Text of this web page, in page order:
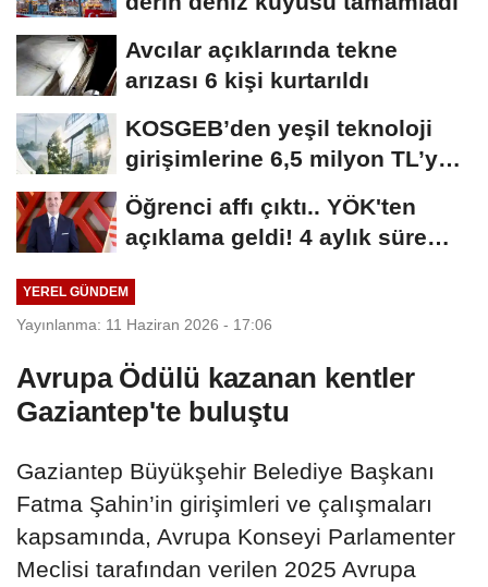
Avcılar açıklarında tekne
arızası 6 kişi kurtarıldı
KOSGEB’den yeşil teknoloji
girişimlerine 6,5 milyon TL’ye
kadar...
Öğrenci affı çıktı.. YÖK'ten
açıklama geldi! 4 aylık süre
YEREL GÜNDEM
Yayınlanma: 11 Haziran 2026 - 17:06
Avrupa Ödülü kazanan kentler
Gaziantep'te buluştu
Gaziantep Büyükşehir Belediye Başkanı
Fatma Şahin’in girişimleri ve çalışmaları
kapsamında, Avrupa Konseyi Parlamenter
Meclisi tarafından verilen 2025 Avrupa